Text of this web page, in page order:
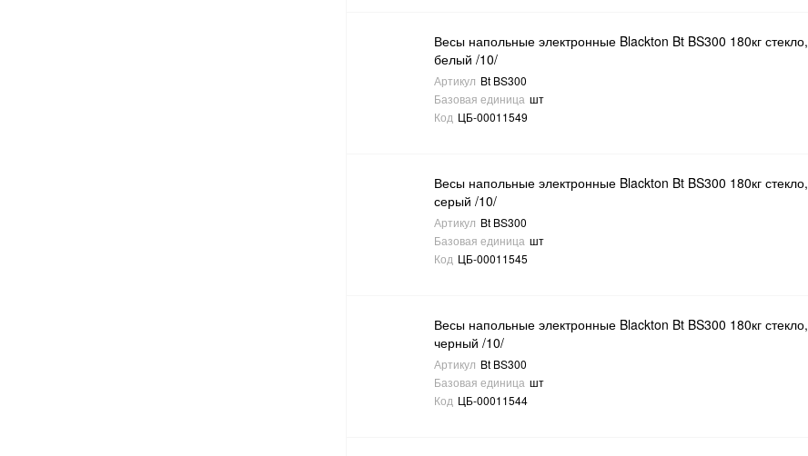
Весы напольные электронные Blackton Bt BS300 180кг стекло,
белый /10/
Артикул Bt BS300
Базовая единица шт
Код ЦБ-00011549
Весы напольные электронные Blackton Bt BS300 180кг стекло,
серый /10/
Артикул Bt BS300
Базовая единица шт
Код ЦБ-00011545
Весы напольные электронные Blackton Bt BS300 180кг стекло,
черный /10/
Артикул Bt BS300
Базовая единица шт
Код ЦБ-00011544